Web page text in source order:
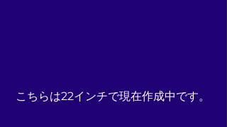
こちらは22インチで現在作成中です。